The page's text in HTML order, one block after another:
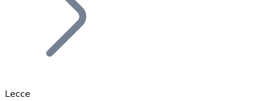
Lecce